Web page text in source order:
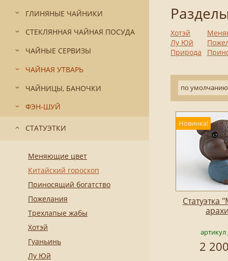
ГЛИНЯНЫЕ ЧАЙНИКИ
СТЕКЛЯННАЯ ЧАЙНАЯ ПОСУДА
ЧАЙНЫЕ СЕРВИЗЫ
ЧАЙНАЯ УТВАРЬ
ЧАЙНИЦЫ, БАНОЧКИ
ФЭН-ШУЙ
СТАТУЭТКИ
Меняющие цвет
Китайский гороскоп
Приносящий богатство
Пожелания
Трехлапые жабы
Хотэй
Гуаньинь
Лу Юй
Хотэй
Лу Юй
Природа
по умолчанию
Новинка!
артикул
2